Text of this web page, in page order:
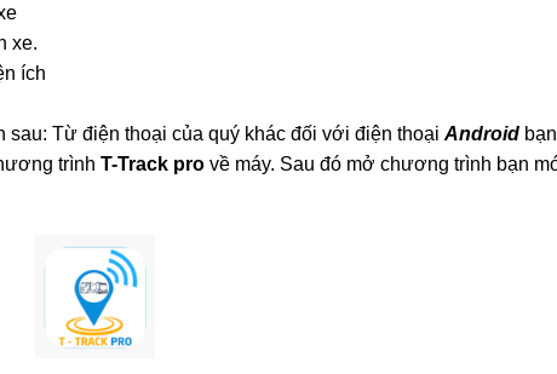
xe.
ích
Từ điện thoại của quý khác đối với điện thoại Android bạn
trình T-Track pro về máy. Sau đó mở chương trình bạn